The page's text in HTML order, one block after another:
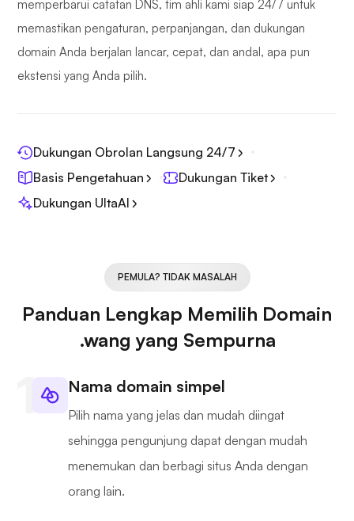
memperbarui catatan DNS, tim ahli kami siap 24/7 untuk
memastikan pengaturan, perpanjangan, dan dukungan
domain Anda berjalan lancar, cepat, dan andal, apa pun
ekstensi yang Anda pilih.
Dukungan Obrolan Langsung 24/7
Basis Pengetahuan
Dukungan Tiket
Dukungan UltaAI
PEMULA? TIDAK MASALAH
Panduan Lengkap Memilih Domain
.wang yang Sempurna
Nama domain simpel
Pilih nama yang jelas dan mudah diingat
sehingga pengunjung dapat dengan mudah
menemukan dan berbagi situs Anda dengan
orang lain.